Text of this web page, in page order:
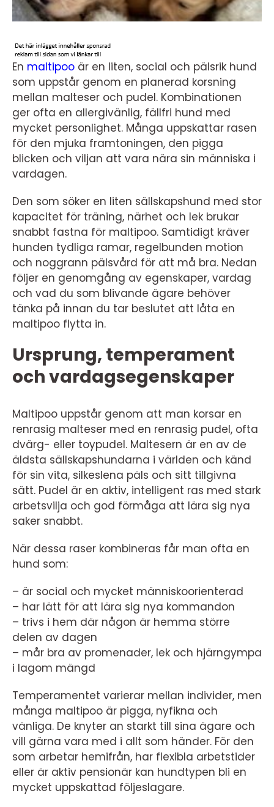
En maltipoo är en liten, social och pälsrik hund
som uppstår genom en planerad korsning
mellan malteser och pudel. Kombinationen
ger ofta en allergivänlig, fällfri hund med
mycket personlighet. Många uppskattar rasen
för den mjuka framtoningen, den pigga
blicken och viljan att vara nära sin människa i
vardagen.
Den som söker en liten sällskapshund med stor
kapacitet för träning, närhet och lek brukar
snabbt fastna för maltipoo. Samtidigt kräver
hunden tydliga ramar, regelbunden motion
och noggrann pälsvård för att må bra. Nedan
följer en genomgång av egenskaper, vardag
och vad du som blivande ägare behöver
tänka på innan du tar beslutet att låta en
maltipoo flytta in.
Ursprung, temperament
och vardagsegenskaper
Maltipoo uppstår genom att man korsar en
renrasig malteser med en renrasig pudel, ofta
dvärg- eller toypudel. Maltesern är en av de
äldsta sällskapshundarna i världen och känd
för sin vita, silkeslena päls och sitt tillgivna
sätt. Pudel är en aktiv, intelligent ras med stark
arbetsvilja och god förmåga att lära sig nya
saker snabbt.
När dessa raser kombineras får man ofta en
hund som:
– är social och mycket människoorienterad
– har lätt för att lära sig nya kommandon
– trivs i hem där någon är hemma större
delen av dagen
– mår bra av promenader, lek och hjärngympa
i lagom mängd
Temperamentet varierar mellan individer, men
många maltipoo är pigga, nyfikna och
vänliga. De knyter an starkt till sina ägare och
vill gärna vara med i allt som händer. För den
som arbetar hemifrån, har flexibla arbetstider
eller är aktiv pensionär kan hundtypen bli en
mycket uppskattad följeslagare.